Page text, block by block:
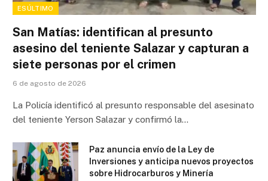
ESÚLTIMO
San Matías: identifican al presunto
asesino del teniente Salazar y capturan a
siete personas por el crimen
6 de agosto de 2026
La Policía identificó al presunto responsable del asesinato
del teniente Yerson Salazar y confirmó la…
Paz anuncia envío de la Ley de
Inversiones y anticipa nuevos proyectos
sobre Hidrocarburos y Minería